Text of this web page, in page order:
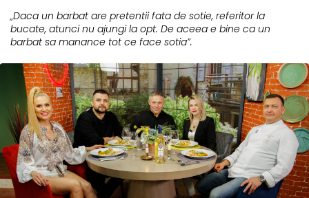
„Daca un barbat are pretentii fata de sotie, referitor la
bucate, atunci nu ajungi la opt. De aceea e bine ca un
barbat sa manance tot ce face sotia”.